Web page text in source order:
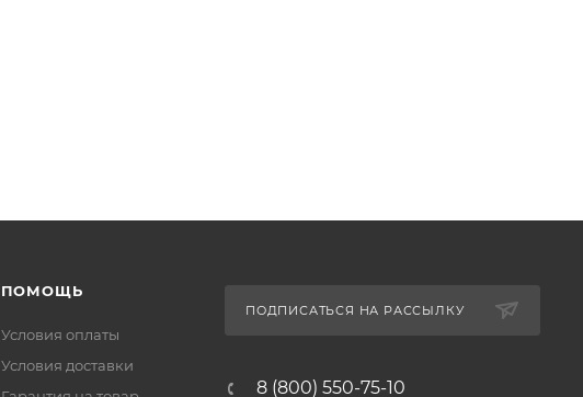
ПОМОЩЬ
Условия оплаты
Условия доставки
ПОДПИСАТЬСЯ НА РАССЫЛКУ
8 (800) 550-75-10